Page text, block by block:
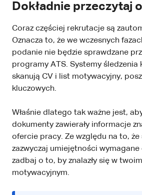
Dokładnie przeczytaj
Coraz częściej rekrutacje są
Oznacza to, że we wczesnych
podanie nie będzie sprawdzane
programy ATS. Systemy śledzenia
skanują CV i list motywacyjny,
kluczowych.
Właśnie dlatego tak ważne jest,
dokumenty zawierały informacje
ofercie pracy. Ze względu na to, że
zazwyczaj umiejętności
zadbaj o to, by znalazły się w
motywacyjnym.